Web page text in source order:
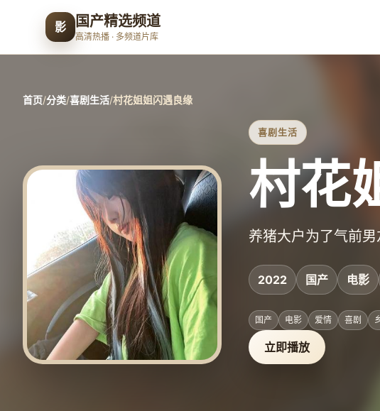
影 国产精选频道
高清热播 · 多频道片库
首页/分类/喜剧生活/村花姐姐闪遇良缘
喜剧生活
村花
养猪大户为了气前
2022 国产 电影
国产 电影 爱情 喜剧
立即播放